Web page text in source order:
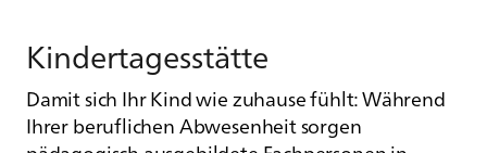
Kin­der­ta­ges­stät­te
Damit sich Ihr Kind wie zuhause fühlt: Während
Ihrer beruflichen Abwesenheit sorgen